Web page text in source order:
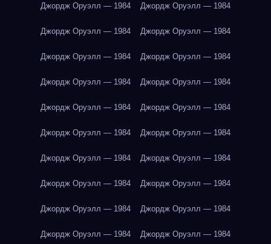
Джордж Оруэлл — 1984 Джордж Оруэлл — 1984
Джордж Оруэлл — 1984 Джордж Оруэлл — 1984
Джордж Оруэлл — 1984 Джордж Оруэлл — 1984
Джордж Оруэлл — 1984 Джордж Оруэлл — 1984
Джордж Оруэлл — 1984 Джордж Оруэлл — 1984
Джордж Оруэлл — 1984 Джордж Оруэлл — 1984
Джордж Оруэлл — 1984 Джордж Оруэлл — 1984
Джордж Оруэлл — 1984 Джордж Оруэлл — 1984
Джордж Оруэлл — 1984 Джордж Оруэлл — 1984
Джордж Оруэлл — 1984 Джордж Оруэлл — 1984